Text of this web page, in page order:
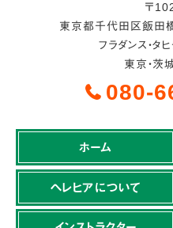
〒
東京都千代田区飯田
フラダンス・タ
東京・茨城
080-
ホーム
ヘレヒアについて